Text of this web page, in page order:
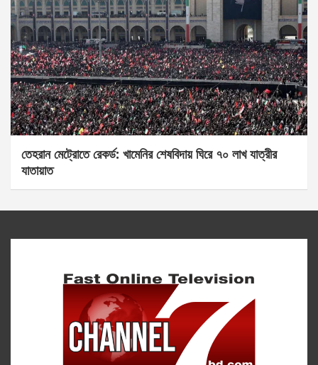
তেহরান মেট্রোতে রেকর্ড: খামেনির শেষবিদায় ঘিরে ৭০ লাখ যাত্রীর
যাতায়াত